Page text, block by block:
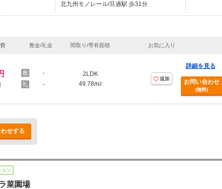
北九州モノレール/旦過駅 歩31分
敷金/礼金 間取り/専有面積 お気に入り
-
-
2LDK
49.78m2
追加
詳細を見る
お問い合わせ
(無料)
せする
ョン
菜園場